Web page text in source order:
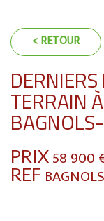
< RETOUR
TERRAIN
PRIX 58 900
REF